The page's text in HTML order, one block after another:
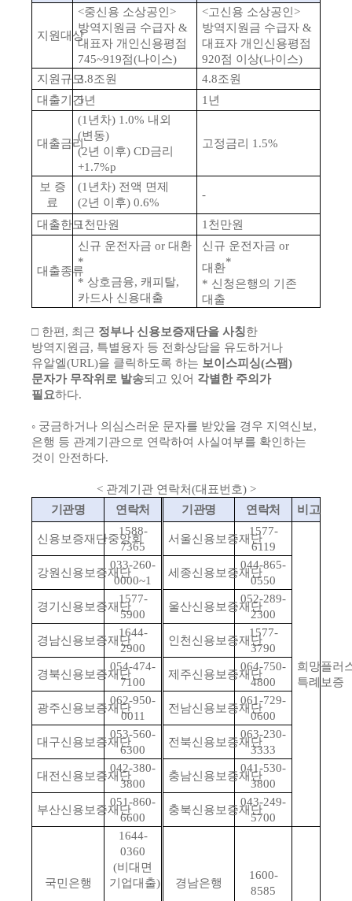
지원대상
<중신용 소상공인>
방역지원금 수급자 &
대표자 개인신용평점
745~919점(나이스)
<고신용 소상공인>
방역지원금 수급자 &
대표자 개인신용평점
920점 이상(나이스)
지원규모3.8조원
4.8조원
대출기간5년 1년
대출금리
(1년차) 1.0% 내외
(변동)
(2년 이후) CD금리
+1.7%p
고정금리 1.5%
보 증
료
(1년차) 전액 면제
(2년 이후) 0.6%
-
대출한도1천만원 1천만원
대출종류
신규 운전자금 or 대환
*
* 상호금융, 캐피탈,
카드사 신용대출
신규 운전자금 or
대환*
* 신청은행의 기존
대출
□ 한편, 최근 정부나 신용보증재단을 사칭한
방역지원금, 특별융자 등 전화상담을 유도하거나
유알엘(URL)을 클릭하도록 하는 보이스피싱(스팸)
문자가 무작위로 발송되고 있어 각별한 주의가
필요하다.
◦ 궁금하거나 의심스러운 문자를 받았을 경우 지역신보,
은행 등 관계기관으로 연락하여 사실여부를 확인하는
것이 안전하다.
< 관계기관 연락처(대표번호) >
기관명
연락처 기관명 연락처 비고
신용보증재단중앙회
1588-
7365
서울신용보증재단
1577-
6119
희망플러
특례보증
강원신용보증재단
033-260-
0000~1
세종신용보증재단
044-865-
0550
경기신용보증재단
1577-
5900
울산신용보증재단
052-289-
2300
경남신용보증재단
1644-
2900
인천신용보증재단
1577-
3790
경북신용보증재단
054-474-
7100
제주신용보증재단
064-750-
4800
광주신용보증재단
062-950-
0011
전남신용보증재단
061-729-
0600
대구신용보증재단
053-560-
6300
전북신용보증재단
063-230-
3333
대전신용보증재단
042-380-
3800
충남신용보증재단
041-530-
3800
부산신용보증재단
051-860-
6600
충북신용보증재단
043-249-
5700
국민은행
1644-
0360
(비대면
기업대출)
경남은행
1600-
8585